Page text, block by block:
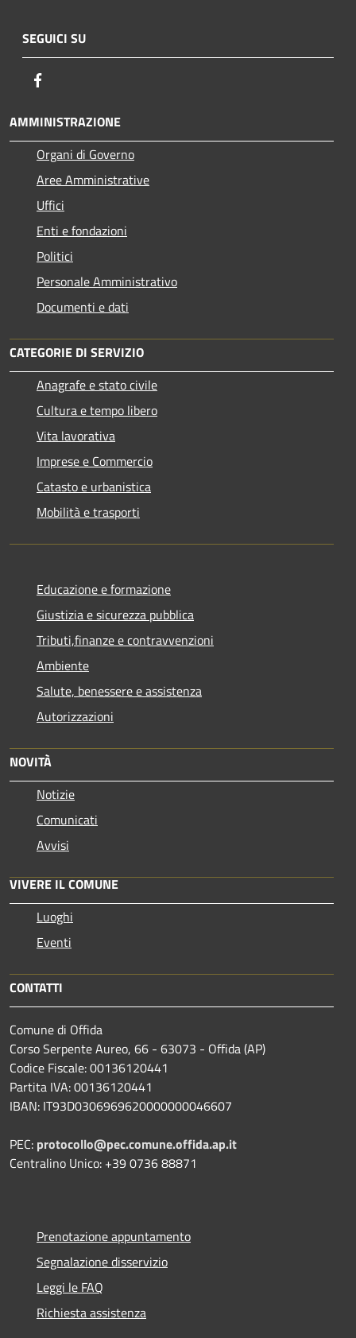
SEGUICI SU
AMMINISTRAZIONE
Organi di Governo
Aree Amministrative
Uffici
Enti e fondazioni
Politici
Personale Amministrativo
Documenti e dati
CATEGORIE DI SERVIZIO
Anagrafe e stato civile
Cultura e tempo libero
Vita lavorativa
Imprese e Commercio
Catasto e urbanistica
Mobilità e trasporti
Educazione e formazione
Giustizia e sicurezza pubblica
Tributi,finanze e contravvenzioni
Ambiente
Salute, benessere e assistenza
Autorizzazioni
NOVITÀ
Notizie
Comunicati
Avvisi
VIVERE IL COMUNE
Luoghi
Eventi
CONTATTI
Comune di Offida
Corso Serpente Aureo, 66 - 63073 - Offida (AP)
Codice Fiscale: 00136120441
Partita IVA: 00136120441
IBAN: IT93D0306969620000000046607
PEC: protocollo@pec.comune.offida.ap.it
Centralino Unico: +39 0736 88871
Prenotazione appuntamento
Segnalazione disservizio
Leggi le FAQ
Richiesta assistenza